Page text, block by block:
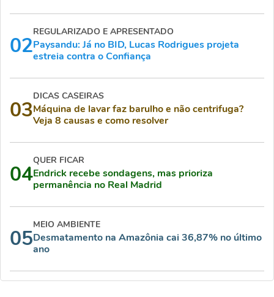
02
REGULARIZADO E APRESENTADO
Paysandu: Já no BID, Lucas Rodrigues projeta
estreia contra o Confiança
03
DICAS CASEIRAS
Máquina de lavar faz barulho e não centrifuga?
Veja 8 causas e como resolver
04
QUER FICAR
Endrick recebe sondagens, mas prioriza
permanência no Real Madrid
05
MEIO AMBIENTE
Desmatamento na Amazônia cai 36,87% no último
ano